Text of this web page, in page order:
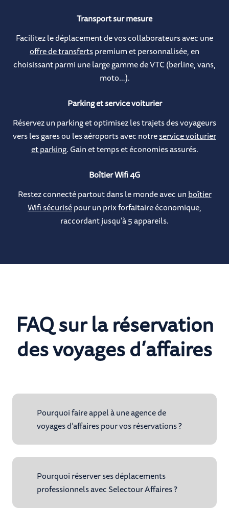
Transport sur mesure
Facilitez le déplacement de vos collaborateurs avec une
offre de transfertspremium et personnalisée, en
choisissant parmi une large gamme de VTC (berline, vans,
moto…).
Parking et service voiturier
Réservez un parking et optimisez les trajets des voyageurs
vers les gares ou les aéroports avec notreservice voiturier
et parking. Gain et temps et économies assurés.
Boîtier Wifi 4G
Restez connecté partout dans le monde avec unboîtier
Wifi sécurisépour un prix forfaitaire économique,
raccordant jusqu’à 5 appareils.
FAQ sur la réservation
des voyages d’affaires
Pourquoi faire appel à une agence de
voyages d’affaires pour vos réservations ?
Pourquoi réserver ses déplacements
professionnels avec Selectour Affaires ?